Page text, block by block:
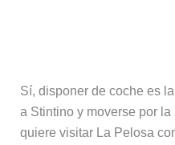
Sí, disponer de coche es
a Stintino y moverse por
quiere visitar La Pelosa